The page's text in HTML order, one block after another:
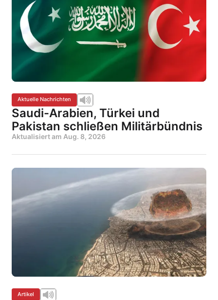
Aktuelle Nachrichten
Saudi-Arabien, Türkei und
Pakistan schließen Militärbündnis
Aktualisiert am Aug. 8, 2026
Artikel